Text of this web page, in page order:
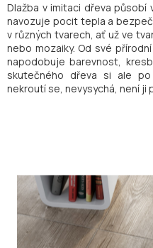
Dlažba v imitaci dřeva působí
navozuje pocit tepla a
v různých tvarech, ať už ve
nebo mozaiky. Od své
napodobuje barevnost,
skutečného dřeva si ale
nekroutí se, nevysychá, není